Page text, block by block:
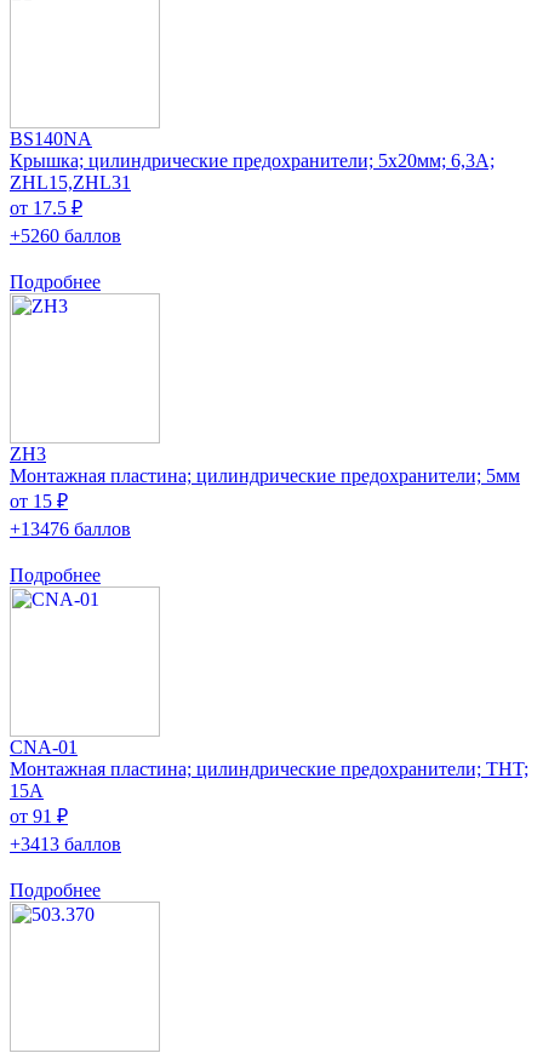
BS140NA
Крышка; цилиндрические предохранители; 5x20мм; 6,3А;
ZHL15,ZHL31
от 17.5 ₽
+5260 баллов
Подробнее
ZH3
Монтажная пластина; цилиндрические предохранители; 5мм
от 15 ₽
+13476 баллов
Подробнее
CNA-01
Монтажная пластина; цилиндрические предохранители; THT;
15А
от 91 ₽
+3413 баллов
Подробнее